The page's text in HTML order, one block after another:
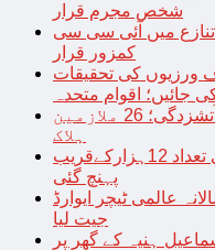
شخص مجرم قرار
میں آئی سی سی
کمزور قرار
ورزیوں کی تحقیقات
جائیں؛ اقوام متحدہ
چین میں دفتری عمارت میں خوفناک آتشزدگی؛ 26 ملازمین
ہلاک
غزہ پر اسرائیلی حملےجاری ،شہدا کی تعداد 12ہزارکےقریب
پہنچ گئی
عالمی ٹیچر ایوارڈ
جیت لیا
ہنیہ کے گھر پر